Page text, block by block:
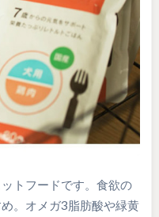
トフードです。食欲の
。オメガ3脂肪酸や緑黄